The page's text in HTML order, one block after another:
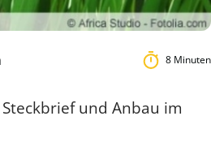
8 Minuten
und Anbau im